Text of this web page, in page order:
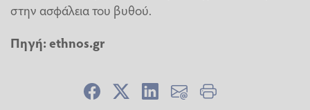
στην ασφάλεια του βυθού.
Πηγή: ethnos.gr